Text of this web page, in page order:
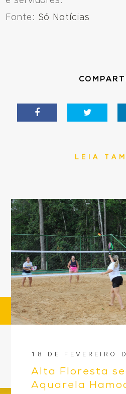
Fonte: Só Notícias
LEIA
18 DE FEVEREIRO
Alta Floresta
Aquarela